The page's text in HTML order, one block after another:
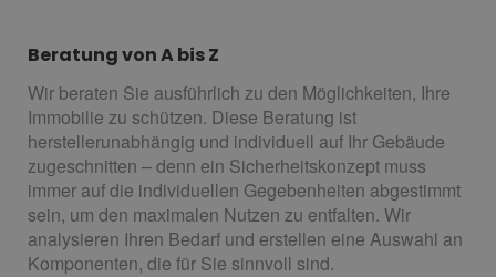
Beratung von A bis Z
Wir beraten Sie ausführlich zu den Möglichkeiten, Ihre
Immobilie zu schützen. Diese Beratung ist
herstellerunabhängig und individuell auf Ihr Gebäude
zugeschnitten – denn ein Sicherheitskonzept muss
immer auf die individuellen Gegebenheiten abgestimmt
sein, um den maximalen Nutzen zu entfalten. Wir
analysieren Ihren Bedarf und erstellen eine Auswahl an
Komponenten, die für Sie sinnvoll sind.